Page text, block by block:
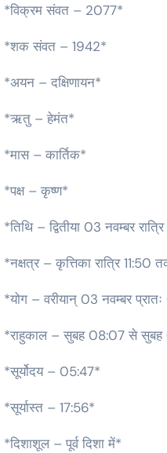
*विक्रम संवत – 2077*
*शक संवत – 1942*
*अयन – दक्षिणायन*
*ऋतु – हेमंत*
*मास – कार्तिक*
*पक्ष – कृष्ण*
*तिथि – द्वितीया 03 नवम्बर
*नक्षत्र – कृत्तिका रात्रि 11:50
*योग – वरीयान् 03 नवम्बर
*राहुकाल – सुबह 08:07 से
*सूर्योदय – 05:47*
*सूर्यास्त – 17:56*
*दिशाशूल – पूर्व दिशा में*